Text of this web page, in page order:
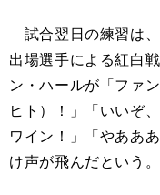
試合翌日の練習は
出場選手による紅白
ン・ハールが「ファ
ヒト）！」「いいぞ
ワイン！」「やああ
け声が飛んだという。